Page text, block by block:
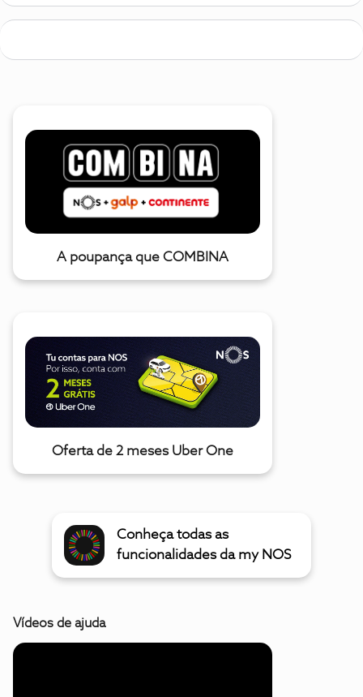
A poupança que COMBINA
Oferta de 2 meses Uber One
Conheça todas as
funcionalidades da my NOS
Vídeos de ajuda